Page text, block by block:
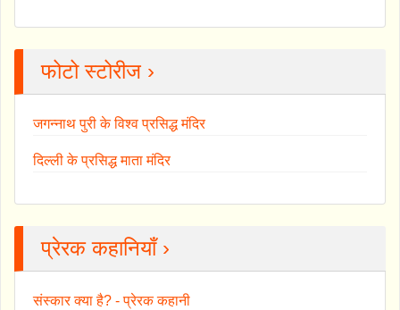
फोटो स्टोरीज ›
जगन्नाथ पुरी के विश्व प्रसिद्ध मंदिर
दिल्ली के प्रसिद्ध माता मंदिर
प्रेरक कहानियाँ ›
संस्कार क्या है? - प्रेरक कहानी